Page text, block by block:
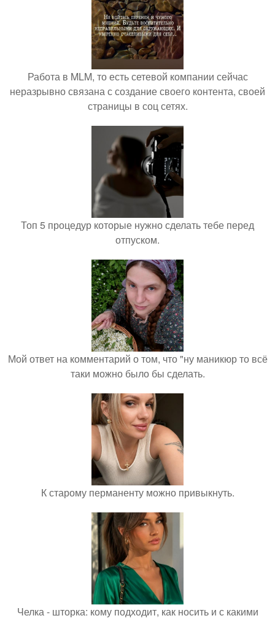
Работа в MLM, то есть сетевой компании сейчас
неразрывно связана с создание своего контента, своей
страницы в соц сетях.
Топ 5 процедур которые нужно сделать тебе перед
отпуском.
Мой ответ на комментарий о том, что "ну маникюр то всё
таки можно было бы сделать.
К старому перманенту можно привыкнуть.
Челка - шторка: кому подходит, как носить и с какими